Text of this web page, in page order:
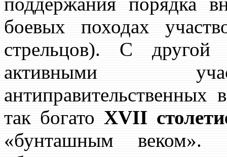
боевых походах
стрельцов). С
активными
так богато XVII
«бунташным веком».